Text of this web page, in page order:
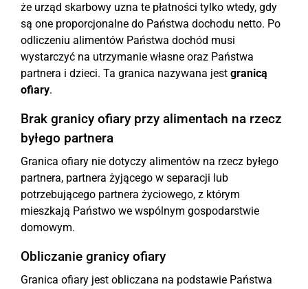
że urząd skarbowy uzna te płatności tylko wtedy, gdy
są one proporcjonalne do Państwa dochodu netto. Po
odliczeniu alimentów Państwa dochód musi
wystarczyć na utrzymanie własne oraz Państwa
partnera i dzieci. Ta granica nazywana jest granicą
ofiary.
Brak granicy ofiary przy alimentach na rzecz
byłego partnera
Granica ofiary nie dotyczy alimentów na rzecz byłego
partnera, partnera żyjącego w separacji lub
potrzebującego partnera życiowego, z którym
mieszkają Państwo we wspólnym gospodarstwie
domowym.
Obliczanie granicy ofiary
Granica ofiary jest obliczana na podstawie Państwa